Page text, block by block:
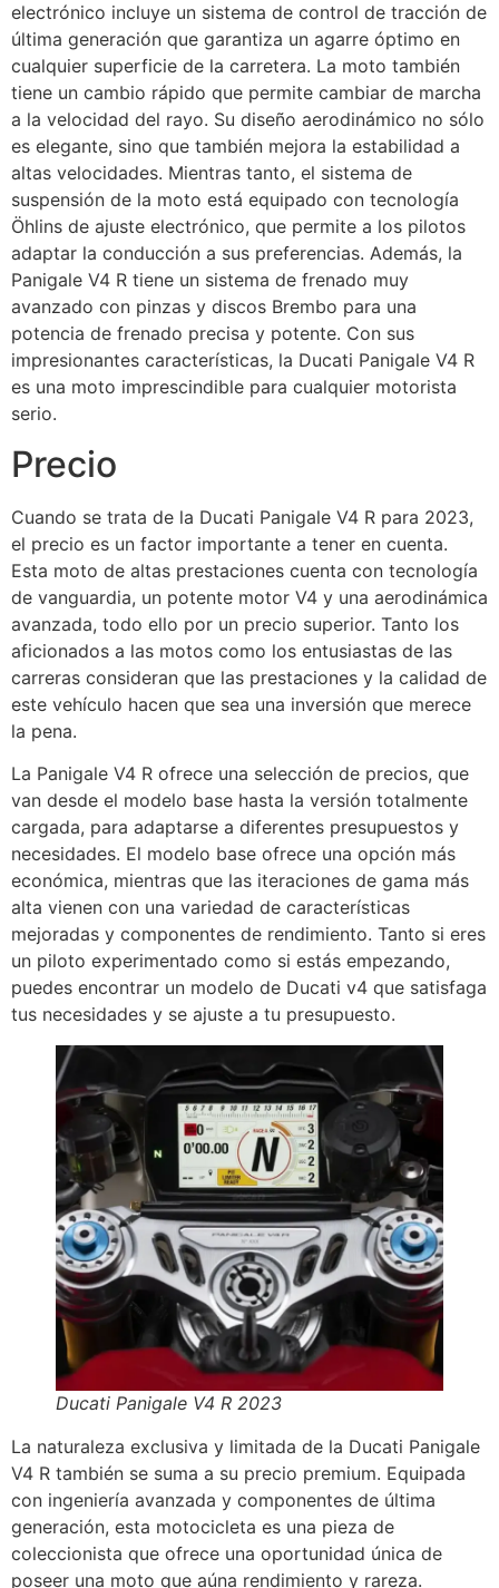
electrónico incluye un sistema de control de tracción de
última generación que garantiza un agarre óptimo en
cualquier superficie de la carretera. La moto también
tiene un cambio rápido que permite cambiar de marcha
a la velocidad del rayo. Su diseño aerodinámico no sólo
es elegante, sino que también mejora la estabilidad a
altas velocidades. Mientras tanto, el sistema de
suspensión de la moto está equipado con tecnología
Öhlins de ajuste electrónico, que permite a los pilotos
adaptar la conducción a sus preferencias. Además, la
Panigale V4 R tiene un sistema de frenado muy
avanzado con pinzas y discos Brembo para una
potencia de frenado precisa y potente. Con sus
impresionantes características, la Ducati Panigale V4 R
es una moto imprescindible para cualquier motorista
serio.
Precio
Cuando se trata de la Ducati Panigale V4 R para 2023,
el precio es un factor importante a tener en cuenta.
Esta moto de altas prestaciones cuenta con tecnología
de vanguardia, un potente motor V4 y una aerodinámica
avanzada, todo ello por un precio superior. Tanto los
aficionados a las motos como los entusiastas de las
carreras consideran que las prestaciones y la calidad de
este vehículo hacen que sea una inversión que merece
la pena.
La Panigale V4 R ofrece una selección de precios, que
van desde el modelo base hasta la versión totalmente
cargada, para adaptarse a diferentes presupuestos y
necesidades. El modelo base ofrece una opción más
económica, mientras que las iteraciones de gama más
alta vienen con una variedad de características
mejoradas y componentes de rendimiento. Tanto si eres
un piloto experimentado como si estás empezando,
puedes encontrar un modelo de Ducati v4 que satisfaga
tus necesidades y se ajuste a tu presupuesto.
Ducati Panigale V4 R 2023
La naturaleza exclusiva y limitada de la Ducati Panigale
V4 R también se suma a su precio premium. Equipada
con ingeniería avanzada y componentes de última
generación, esta motocicleta es una pieza de
coleccionista que ofrece una oportunidad única de
poseer una moto que aúna rendimiento y rareza.